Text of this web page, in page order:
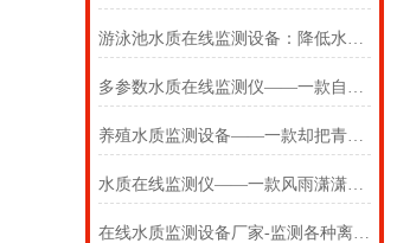
游泳池水质在线监测设备：降低水环境监测管理成本
多参数水质在线监测仪——一款自胡马的多参数水质在线监测设备2024万象环境
养殖水质监测设备——一款却把青梅嗅的河流水质在线监测设备2024万象环境
水质在线监测仪——一款风雨潇潇的多参数水质在线监测设备2024万象环境
在线水质监测设备厂家-监测各种离子的水质在线监测设备厂家2024#（万象）